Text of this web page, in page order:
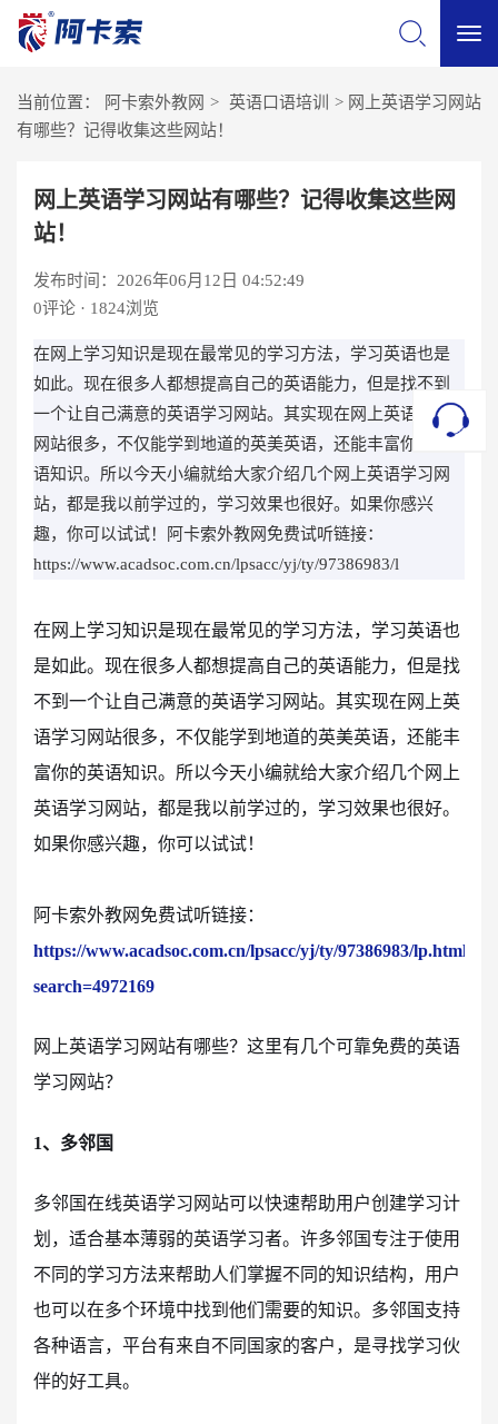
当前位置： 阿卡索外教网 > 英语口语培训 > 网上英语学习网站
有哪些？记得收集这些网站！
网上英语学习网站有哪些？记得收集这些网
站！
发布时间：2026年06月12日 04:52:49
0评论 · 1824浏览
在网上学习知识是现在最常见的学习方法，学习英语也是
如此。现在很多人都想提高自己的英语能力，但是找不到
一个让自己满意的英语学习网站。其实现在网上英语学习
网站很多，不仅能学到地道的英美英语，还能丰富你的英
语知识。所以今天小编就给大家介绍几个网上英语学习网
站，都是我以前学过的，学习效果也很好。如果你感兴
趣，你可以试试！阿卡索外教网免费试听链接：
https://www.acadsoc.com.cn/lpsacc/yj/ty/97386983/l
在网上学习知识是现在最常见的学习方法，学习英语也
是如此。现在很多人都想提高自己的英语能力，但是找
不到一个让自己满意的英语学习网站。其实现在网上英
语学习网站很多，不仅能学到地道的英美英语，还能丰
富你的英语知识。所以今天小编就给大家介绍几个网上
英语学习网站，都是我以前学过的，学习效果也很好。
如果你感兴趣，你可以试试！
阿卡索外教网免费试听链接：
https://www.acadsoc.com.cn/lpsacc/yj/ty/97386983/lp.html?
search=4972169
网上英语学习网站有哪些？这里有几个可靠免费的英语
学习网站？
1、多邻国
多邻国在线英语学习网站可以快速帮助用户创建学习计
划，适合基本薄弱的英语学习者。许多邻国专注于使用
不同的学习方法来帮助人们掌握不同的知识结构，用户
也可以在多个环境中找到他们需要的知识。多邻国支持
各种语言，平台有来自不同国家的客户，是寻找学习伙
伴的好工具。